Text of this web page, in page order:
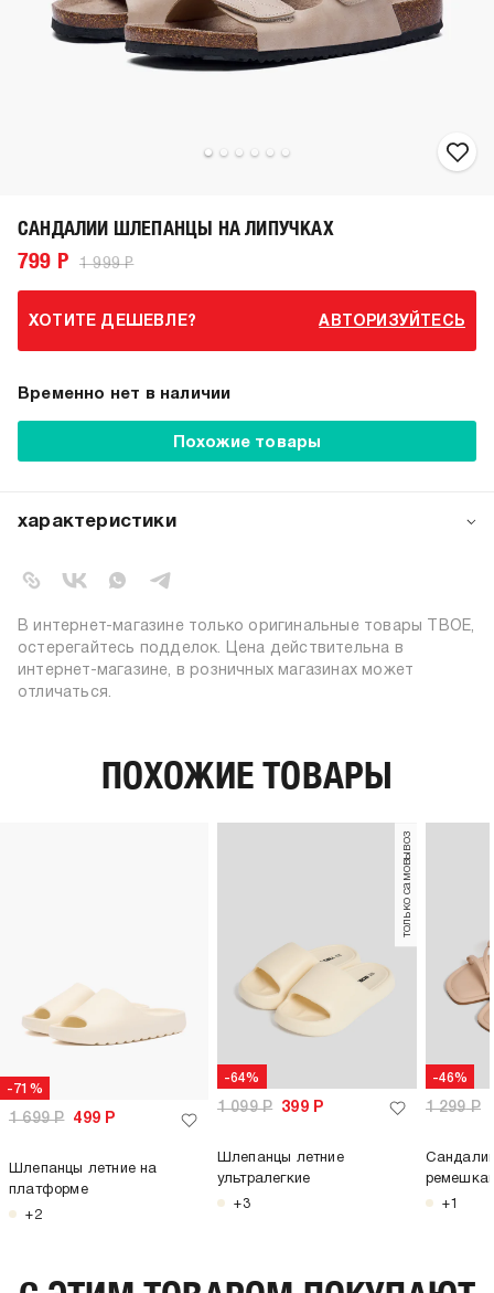
САНДАЛИИ ШЛЕПАНЦЫ НА ЛИПУЧКАХ
799 Р 1 999 Р
ХОТИТЕ ДЕШЕВЛЕ? АВТОРИЗУЙТЕСЬ
Временно нет в наличии
Похожие товары
характеристики
коллекция:
вид застежки:
липучки
цвет:
бежевый
состав:
100% полиуретан
материал верха:
полиуретан
материал подошвы:
этиленвинилацетат
В интернет-магазине только оригинальные товары ТВОЕ,
остерегайтесь подделок. Цена действительна в
интернет-магазине, в розничных магазинах может
отличаться.
ПОХОЖИЕ ТОВАРЫ
-71%
1 699Р 499 Р
Шлепанцы летние на
платформе
+2
-64%
только самовывоз
1 099Р 399Р
Шлепанцы летние
ультралегкие
+3
-46%
1 299Р
+1